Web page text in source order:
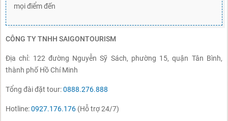
mọi điểm đến
CÔNG TY TNHH SAIGONTOURISM
Địa chỉ: 122 đường Nguyễn Sỹ Sách, phường 15, quận Tân Bình,
thành phố Hồ Chí Minh
Tổng đài đặt tour:0888.276.888
Hotline:0927.176.176 (Hỗ trợ 24/7)